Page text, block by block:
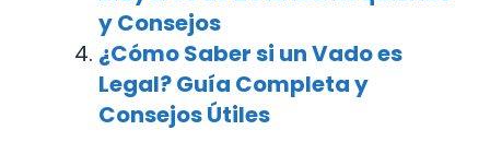
y Consejos
¿Cómo Saber si un Vado es
Legal? Guía Completa y
Consejos Útiles